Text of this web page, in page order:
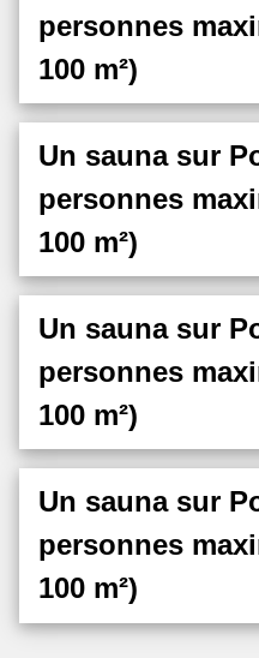
personnes
100 m²)
Un sauna sur
personnes
100 m²)
Un sauna sur
personnes
100 m²)
Un sauna sur
personnes
100 m²)